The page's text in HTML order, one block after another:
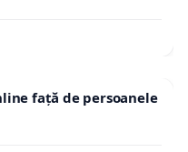
față de persoanele